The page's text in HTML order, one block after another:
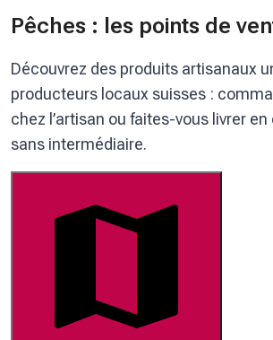
Pêches : les points de
Découvrez des produits artisanaux
producteurs locaux suisses :
chez l’artisan ou faites-vous livrer
sans intermédiaire.